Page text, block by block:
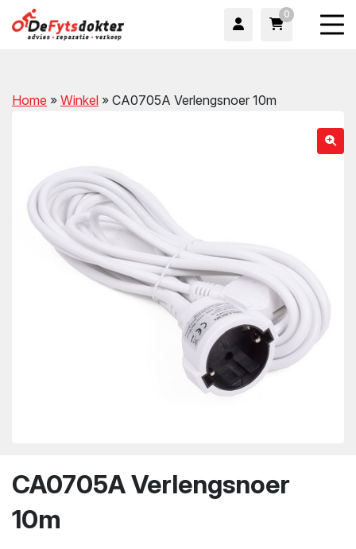
0
Home » Winkel » CA0705A Verlengsnoer 10m
CA0705A Verlengsnoer
10m